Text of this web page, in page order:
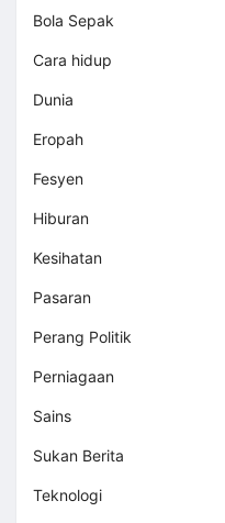
Bola Sepak
Cara hidup
Dunia
Eropah
Fesyen
Hiburan
Kesihatan
Pasaran
Perang Politik
Perniagaan
Sains
Sukan Berita
Teknologi